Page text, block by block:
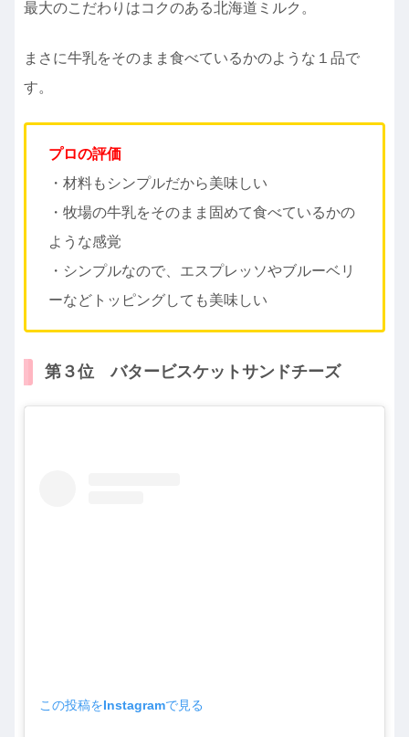
最大のこだわりはコクのある北海道ミルク。
まさに牛乳をそのまま食べているかのような１品で
す。
プロの評価
・材料もシンプルだから美味しい
・牧場の牛乳をそのまま固めて食べているかの
ような感覚
・シンプルなので、エスプレッソやブルーベリ
ーなどトッピングしても美味しい
第３位 バタービスケットサンドチーズ
この投稿をInstagramで見る